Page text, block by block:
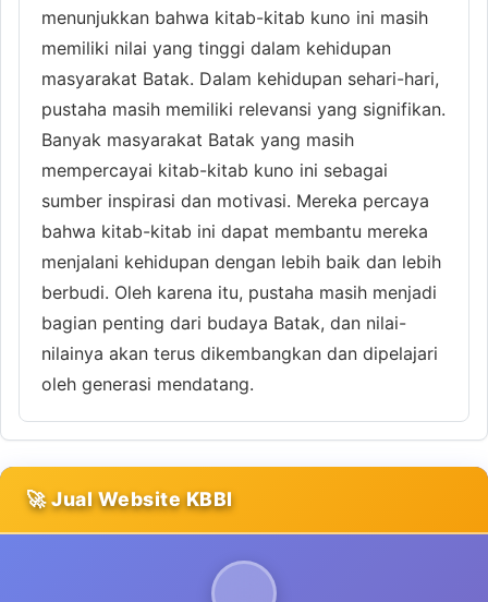
menunjukkan bahwa kitab-kitab kuno ini masih
memiliki nilai yang tinggi dalam kehidupan
masyarakat Batak. Dalam kehidupan sehari-hari,
pustaha masih memiliki relevansi yang signifikan.
Banyak masyarakat Batak yang masih
mempercayai kitab-kitab kuno ini sebagai
sumber inspirasi dan motivasi. Mereka percaya
bahwa kitab-kitab ini dapat membantu mereka
menjalani kehidupan dengan lebih baik dan lebih
berbudi. Oleh karena itu, pustaha masih menjadi
bagian penting dari budaya Batak, dan nilai-
nilainya akan terus dikembangkan dan dipelajari
oleh generasi mendatang.
🚀 Jual Website KBBI